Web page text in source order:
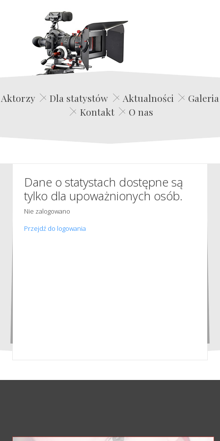
Edwin Film Agencja Aktorska
Aktorzy Dla statystów Aktualności
Galeria
Kontakt
O nas
Dane o statystach dostępne są
tylko dla upoważnionych osób.
Nie zalogowano
Przejdź do logowania